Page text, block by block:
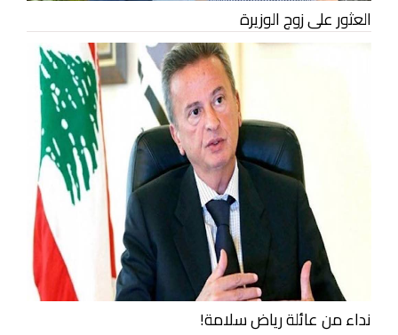
العثور على زوج الوزيرة
نداء من عائلة رياض سلامة!